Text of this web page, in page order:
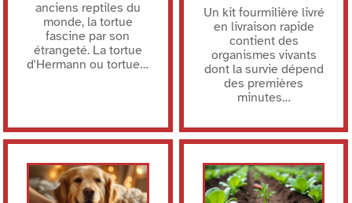
anciens reptiles du
monde, la tortue
fascine par son
étrangeté. La tortue
d'Hermann ou tortue…
Un kit fourmilière livré
en livraison rapide
contient des
organismes vivants
dont la survie dépend
des premières
minutes…